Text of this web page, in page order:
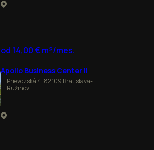
od 14,00 € m²/mes.
Apollo Business Center II
Prievozská 4, 82109 Bratislava-
Ružinov